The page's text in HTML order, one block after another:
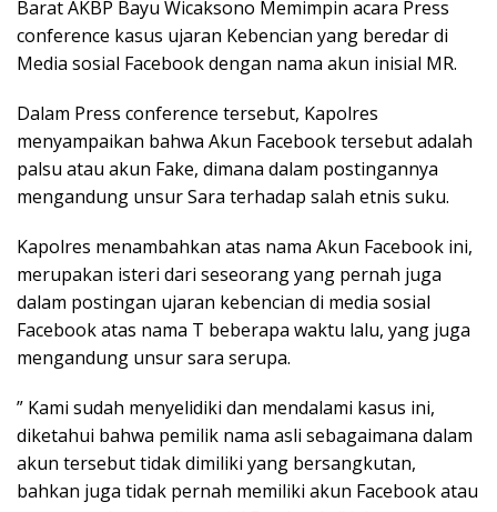
Barat AKBP Bayu Wicaksono Memimpin acara Press
conference kasus ujaran Kebencian yang beredar di
Media sosial Facebook dengan nama akun inisial MR.
Dalam Press conference tersebut, Kapolres
menyampaikan bahwa Akun Facebook tersebut adalah
palsu atau akun Fake, dimana dalam postingannya
mengandung unsur Sara terhadap salah etnis suku.
Kapolres menambahkan atas nama Akun Facebook ini,
merupakan isteri dari seseorang yang pernah juga
dalam postingan ujaran kebencian di media sosial
Facebook atas nama T beberapa waktu lalu, yang juga
mengandung unsur sara serupa.
” Kami sudah menyelidiki dan mendalami kasus ini,
diketahui bahwa pemilik nama asli sebagaimana dalam
akun tersebut tidak dimiliki yang bersangkutan,
bahkan juga tidak pernah memiliki akun Facebook atau